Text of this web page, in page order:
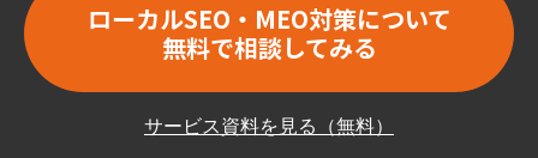
ローカルSEO・MEO対策について
無料で相談してみる
サービス資料を見る（無料）